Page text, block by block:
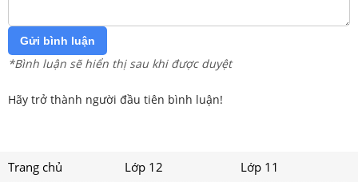
Gửi bình luận
*Bình luận sẽ hiển thị sau khi được duyệt
Hãy trở thành người đầu tiên bình luận!
Trang chủ Lớp 12
Lớp 11